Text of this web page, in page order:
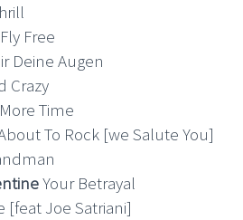
Free
Deine Augen
Crazy
Time
To Rock [we Salute You]
Your Betrayal
[feat Joe Satriani]